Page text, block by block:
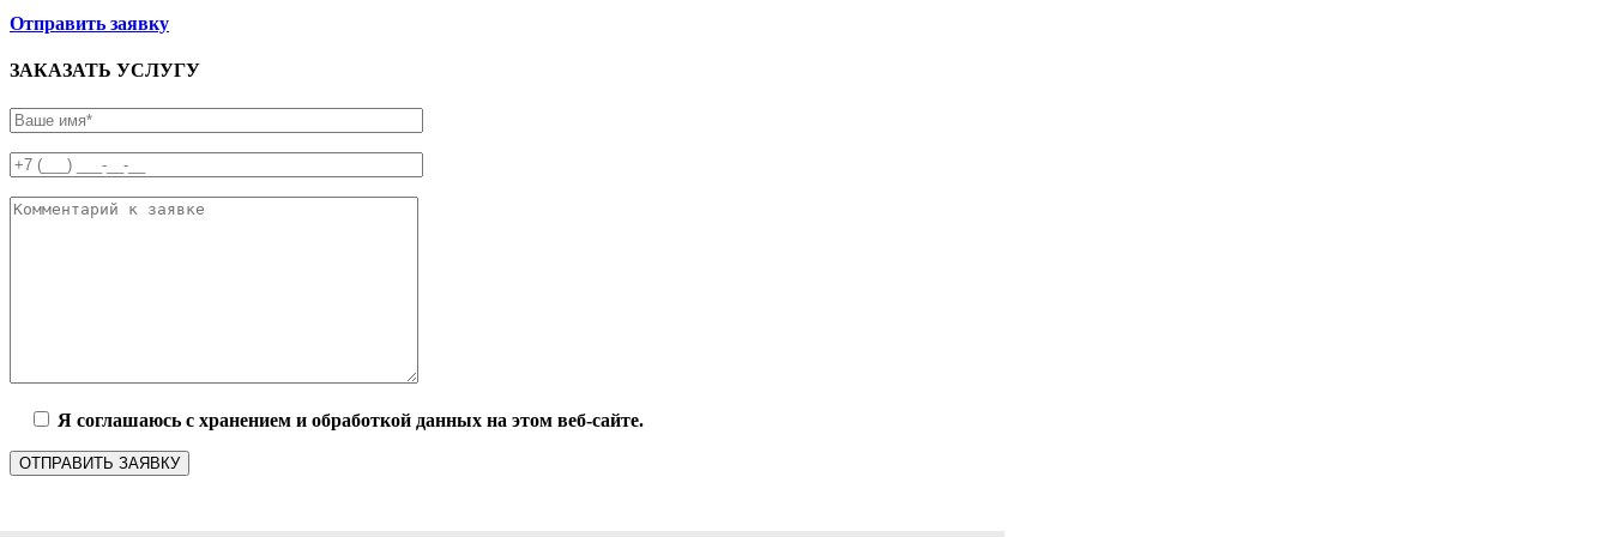
Отправить заявку
ЗАКАЗАТЬ УСЛУГУ
Я соглашаюсь с хранением и обработкой данных на этом веб-сайте.